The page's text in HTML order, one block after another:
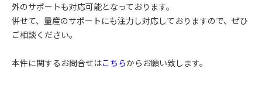
外のサポートも対応可能となっております。
併せて、量産のサポートにも注力し対応しておりますので、ぜひ
ご相談ください。
本件に関するお問合せはこちらからお願い致します。